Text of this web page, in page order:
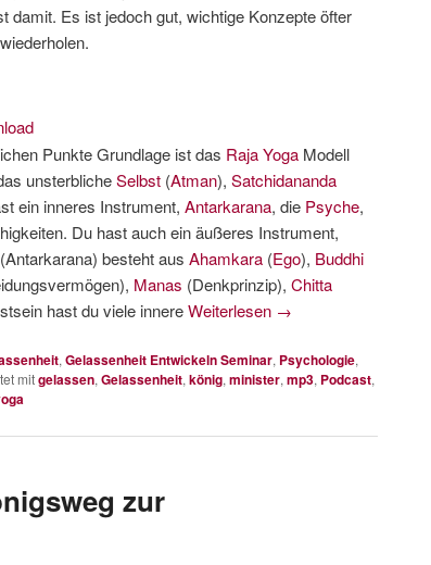
damit. Es ist jedoch gut, wichtige Konzepte öfter
Punkte Grundlage ist das Raja Yoga Modell
unsterblicheSelbst (Atman), Satchidananda
ein inneres Instrument, Antarkarana, die Psyche,
Du hast auch ein äußeres Instrument,
besteht aus Ahamkara (Ego), Buddhi
Manas (Denkprinzip), Chitta
hast du viele innereWeiterlesen →
,Gelassenheit Entwickeln Seminar, Psychologie,
mitgelassen,Gelassenheit,könig,minister,mp3, Podcast,
zur